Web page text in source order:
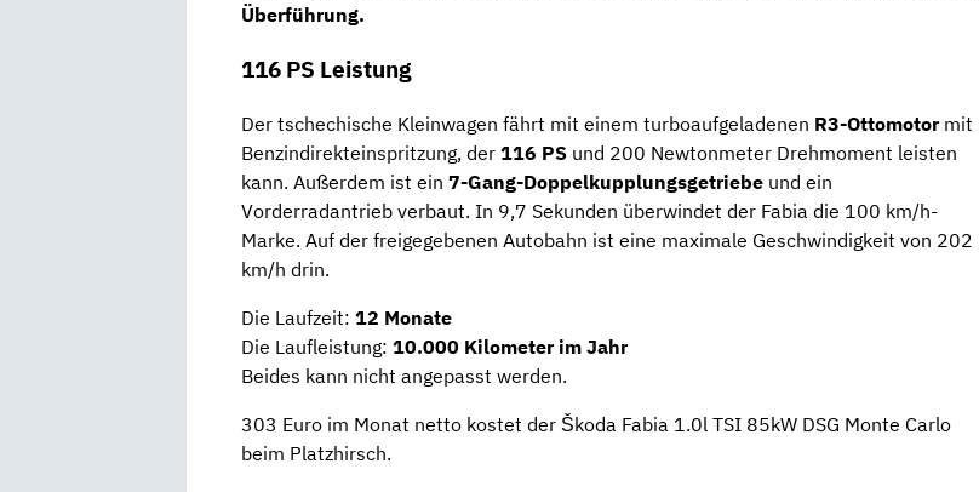
Überführung.
116 PS Leistung
Der tschechische Kleinwagen fährt mit einem turboaufgeladenen R3-Ottomotormit
Benzindirekteinspritzung, der 116 PS und 200 Newtonmeter Drehmoment leisten
kann. Außerdem ist ein 7-Gang-Doppelkupplungsgetriebe und ein
Vorderradantrieb verbaut. In 9,7 Sekunden überwindet der Fabia die 100 km/h-
Marke. Auf der freigegebenen Autobahn ist eine maximale Geschwindigkeit von 202
km/h drin.
Die Laufzeit: 12 Monate
Die Laufleistung: 10.000 Kilometer im Jahr
Beides kann nicht angepasst werden.
303 Euro im Monat netto kostet der Škoda Fabia 1.0l TSI 85kW DSG Monte Carlo
beim Platzhirsch.